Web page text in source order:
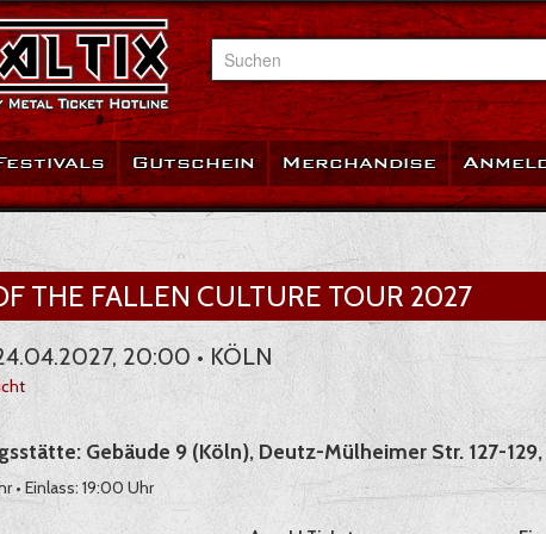
Suchen
Gutschein Merchandise
THE FALLEN CULTURE TOUR 2027
20:00 • KÖLN
Gebäude 9 (Köln), Deutz-Mülheimer Str. 127-129,
• Einlass: 19:00 Uhr